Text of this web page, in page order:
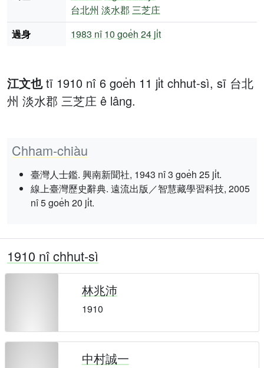
江文也tī 1910 nî 6 goe̍h 11 ji̍t chhut-sì, sī 台北
州 淡水郡 三芝庄 ê lâng.
Chham-chiàu
臺灣人士鑑. 興南新聞社, 1943 nî 3 goe̍h 25 ji̍t.
線上臺灣歷史辭典. 遠流出版／智慧藏學習科技, 2005
nî 5 goe̍h 20 ji̍t.
台北州 淡水郡 三芝庄
過身
1983 nî 10 goe̍h 24 ji̍t
1910 nî chhut-sì
林兆沛
1910
中村誠一